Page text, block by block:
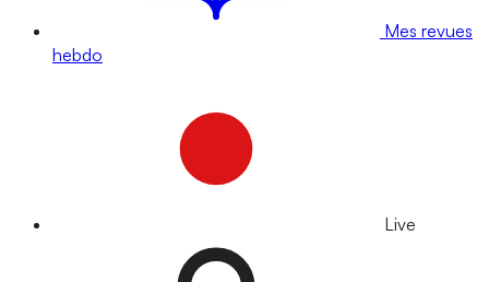
Mes revues
hebdo
Live